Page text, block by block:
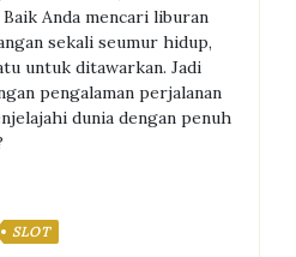
Anda mencari liburan
sekali seumur hidup,
untuk ditawarkan. Jadi
pengalaman perjalanan
dunia dengan penuh
SLOT